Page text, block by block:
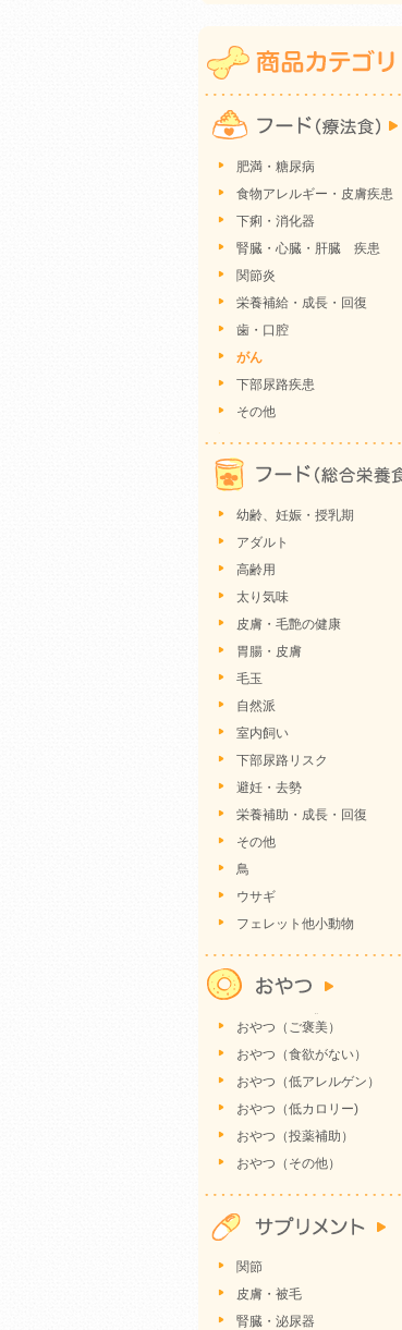
肥満・糖尿病
食物アレルギー・皮膚疾患
下痢・消化器
腎臓・心臓・肝臓 疾患
関節炎
栄養補給・成長・回復
歯・口腔
がん
下部尿路疾患
その他
幼齢、妊娠・授乳期
アダルト
高齢用
太り気味
皮膚・毛艶の健康
胃腸・皮膚
毛玉
自然派
室内飼い
下部尿路リスク
避妊・去勢
栄養補助・成長・回復
その他
鳥
ウサギ
フェレット他小動物
おやつ（ご褒美）
おやつ（食欲がない）
おやつ（低アレルゲン）
おやつ（低カロリー)
おやつ（投薬補助）
おやつ（その他）
関節
皮膚・被毛
腎臓・泌尿器